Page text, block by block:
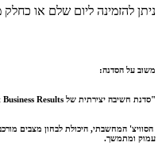
ניתן להזמינה ליום שלם או
משוב על הסדנה:
"סדנת חשיבה יצירתית של Great Business Results פתחה לי את הראש להסתכלות שונה על הארגון.
הסוויצ' המחשבתי, היכולת לבחון מצבים
עמוק ומתמשך.